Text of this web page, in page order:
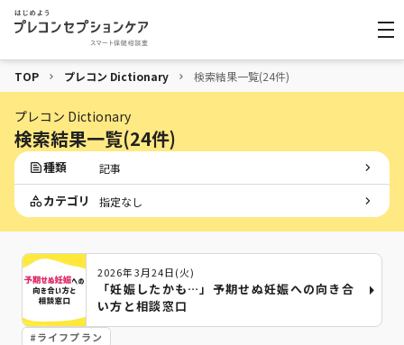
TOP プレコン Dictionary 検索結果一覧(24件)
プレコン Dictionary
検索結果一覧(24件)
種類 記事
カテゴリ 指定なし
2026年3月24日(火)
「妊娠したかも…」予期せぬ妊娠への向き合
い方と相談窓口
#ライフプラン